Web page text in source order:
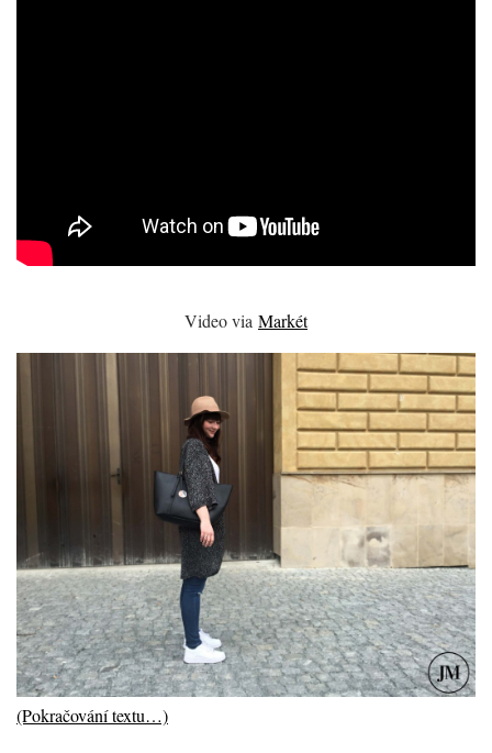
Video via Markét
(Pokračování textu…)